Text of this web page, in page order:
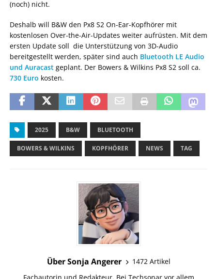
(noch) nicht.
Deshalb will B&W den Px8 S2 On-Ear-Kopfhörer mit
kostenlosen Over-the-Air-Updates weiter aufrüsten. Mit dem
ersten Update soll die Unterstützung von 3D-Audio
bereitgestellt werden, später sind auch Bluetooth LE Audio
und Auracast geplant. Der Bowers & Wilkins Px8 S2 soll ca.
730 Euro kosten.
2025 B&W BLUETOOTH
BOWERS & WILKINS KOPFHÖRER NEWS TAG
Über Sonja Angerer
1472 Artikel